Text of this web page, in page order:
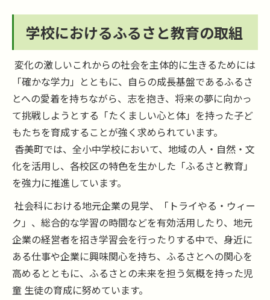
学校におけるふるさと教育の取組
変化の激しいこれからの社会を主体的に生きるためには
「確かな学力」とともに、自らの成長基盤であるふるさ
とへの愛着を持ちながら、志を抱き、将来の夢に向かっ
て挑戦しようとする「たくましい心と体」を持った子ど
もたちを育成することが強く求められています。
香美町では、全小中学校において、地域の人・自然・文
化を活用し、各校区の特色を生かした「ふるさと教育」
を強力に推進しています。
社会科における地元企業の見学、「トライやる・ウィー
ク」、総合的な学習の時間などを有効活用したり、地元
企業の経営者を招き学習会を行ったりする中で、身近に
ある仕事や企業に興味関心を持ち、ふるさとへの関心を
高めるとともに、ふるさとの未来を担う気概を持った児
童 生徒の育成に努めています。